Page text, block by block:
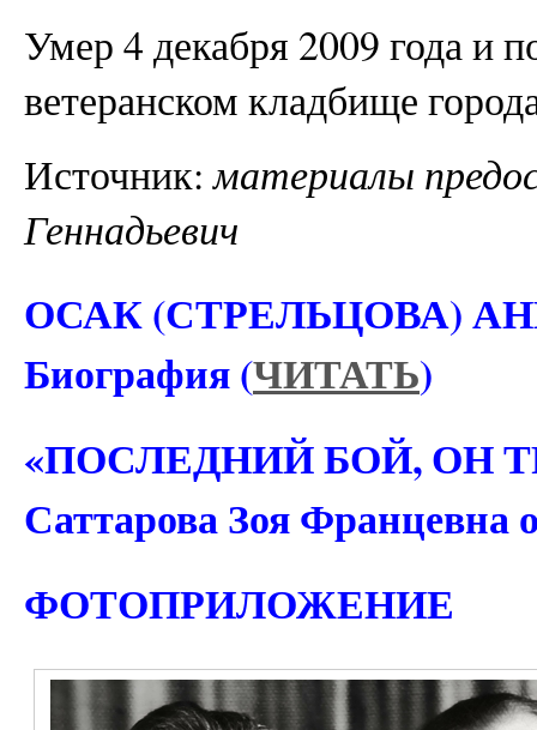
Умер 4 декабря 2009 года и
ветеранском кладбище
Источник:материалы
Геннадьевич
ОСАК (СТРЕЛЬЦОВА)
Биография (ЧИТАТЬ)
«ПОСЛЕДНИЙ БОЙ, ОН
Саттарова Зоя Францевна
ФОТОПРИЛОЖЕНИЕ